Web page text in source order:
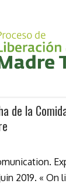
de la
2019. « On